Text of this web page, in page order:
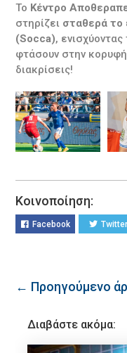
Το Κέντρο
στηρίζει σταθερά το
(Socca),
φτάσουν στην
διακρίσεις!
Κοινοποίηση:
Facebook Twitter
← Προηγούμενο
Διαβάστε ακόμα: